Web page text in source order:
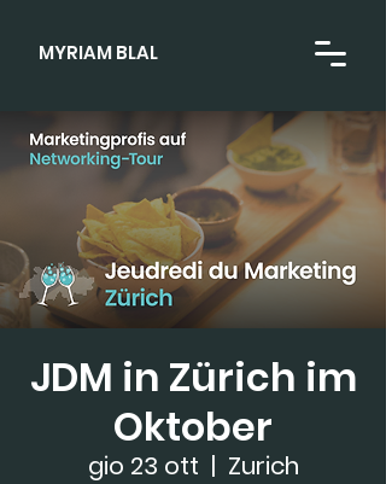
MYRIAM BLAL
JDM in Zürich im
Oktober
gio 23 ott
  |
Zurich